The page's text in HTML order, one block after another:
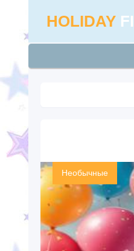
HOLIDAY
Необычные